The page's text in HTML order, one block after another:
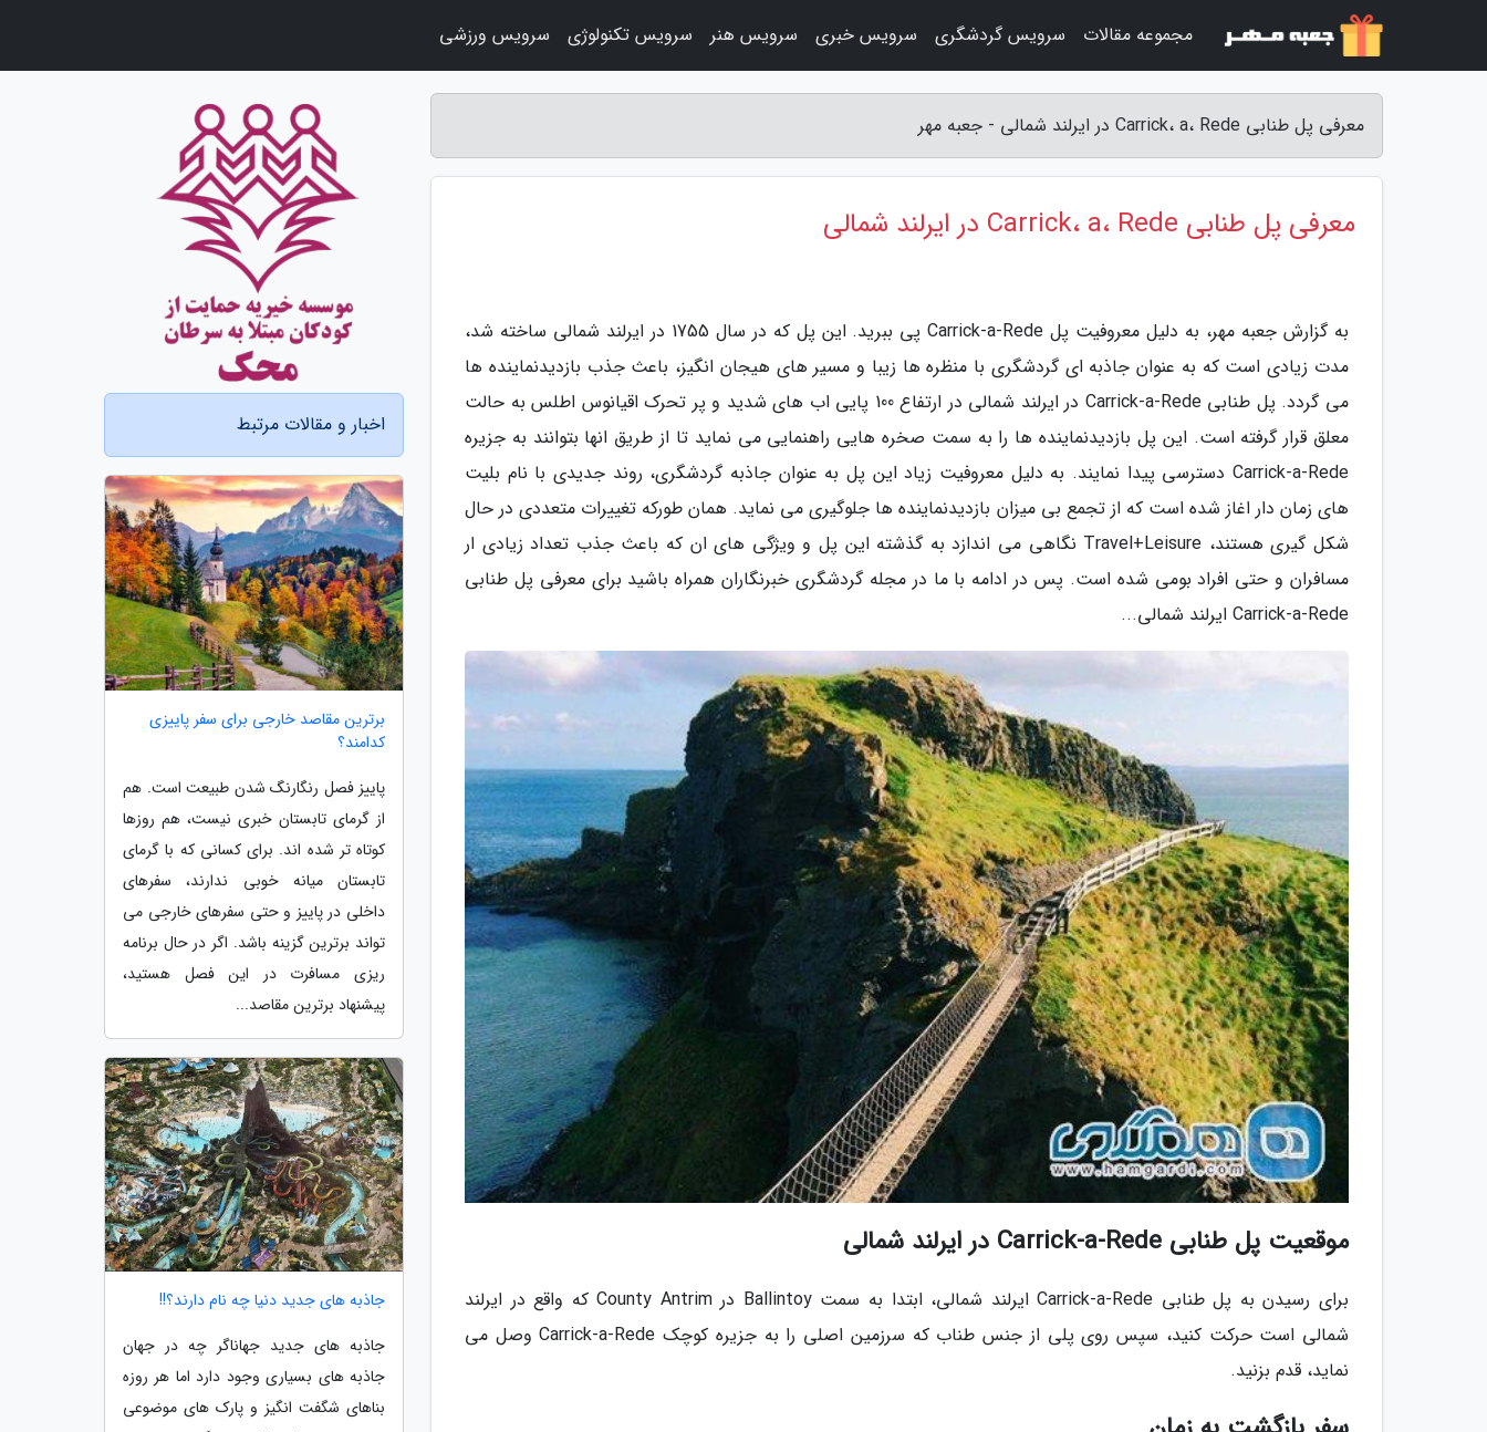
معرفی پل طنابی Carrick، a، Rede در ایرلند شمالی - جعبه مهر
معرفی پل طنابی Carrick، a، Rede در ایرلند شمالی
به گزارش جعبه مهر، به دلیل معروفیت پل Carrick-a-Rede پی ببرید. این پل که در سال 1755 در ایرلند شمالی ساخته شد،
مدت زیادی است که به عنوان جاذبه ای گردشگری با منظره ها زیبا و مسیر های هیجان انگیز، باعث جذب بازدیدنماینده ها
می گردد. پل طنابی Carrick-a-Rede در ایرلند شمالی در ارتفاع 100 پایی اب های شدید و پر تحرک اقیانوس اطلس به حالت
معلق قرار گرفته است. این پل بازدیدنماینده ها را به سمت صخره هایی راهنمایی می نماید تا از طریق انها بتوانند به جزیره
Carrick-a-Rede دسترسی پیدا نمایند. به دلیل معروفیت زیاد این پل به عنوان جاذبه گردشگری، روند جدیدی با نام بلیت
های زمان دار اغاز شده است که از تجمع بی میزان بازدیدنماینده ها جلوگیری می نماید. همان طورکه تغییرات متعددی در حال
شکل گیری هستند، Travel+Leisure نگاهی می اندازد به گذشته این پل و ویژگی های ان که باعث جذب تعداد زیادی ار
مسافران و حتی افراد بومی شده است. پس در ادامه با ما در مجله گردشگری خبرنگاران همراه باشید برای معرفی پل طنابی
Carrick-a-Rede ایرلند شمالی...
موقعیت پل طنابی Carrick-a-Rede در ایرلند شمالی
برای رسیدن به پل طنابی Carrick-a-Rede ایرلند شمالی، ابتدا به سمت Ballintoy در County Antrim که واقع در ایرلند
شمالی است حرکت کنید، سپس روی پلی از جنس طناب که سرزمین اصلی را به جزیره کوچک Carrick-a-Rede وصل می
نماید، قدم بزنید.
اخبار و مقالات مرتبط
برترین مقاصد خارجی برای سفر پاییزی
کدامند؟
پاییز فصل رنگارنگ شدن طبیعت است. هم
از گرمای تابستان خبری نیست، هم روزها
کوتاه تر شده اند. برای کسانی که با گرمای
تابستان میانه خوبی ندارند، سفرهای
داخلی در پاییز و حتی سفرهای خارجی می
تواند برترین گزینه باشد. اگر در حال برنامه
ریزی مسافرت در این فصل هستید،
پیشنهاد برترین مقاصد...
جاذبه های جدید دنیا چه نام دارند؟!!
جاذبه های جدید جهاناگر چه در جهان
جاذبه های بسیاری وجود دارد اما هر روزه
بناهای شگفت انگیز و پارک های موضوعی
مجموعه مقالات سرویس گردشگری سرویس خبری سرویس هنر سرویس تکنولوژی سرویس ورزشی